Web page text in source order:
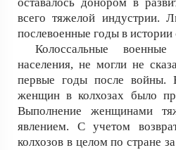
всего тяжелой индустрии.
послевоенные годы в истории
Колоссальные
населения, не могли не
первые годы после
женщин в колхозах было
Выполнение женщинами
явлением. С учетом
колхозов в целом по стране